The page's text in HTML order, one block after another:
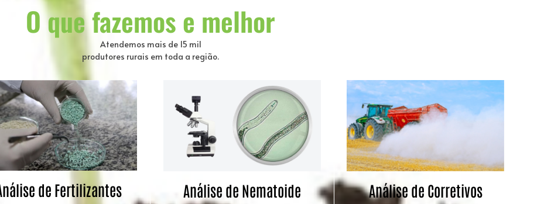
O que fazemos e melhor
Atendemos mais de 15 mil
produtores rurais em toda a região.
de Fertilizantes Análise de Nematoide Análise de Corretivos